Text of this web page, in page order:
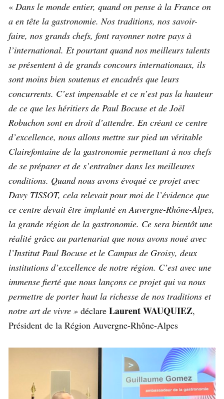
« Dans le monde entier, quand on pense à la France on
a en tête la gastronomie. Nos traditions, nos savoir-
faire, nos grands chefs, font rayonner notre pays à
l’international. Et pourtant quand nos meilleurs talents
se présentent à de grands concours internationaux, ils
sont moins bien soutenus et encadrés que leurs
concurrents. C’est impensable et ce n’est pas la hauteur
de ce que les héritiers de Paul Bocuse et de Joël
Robuchon sont en droit d’attendre. En créant ce centre
d’excellence, nous allons mettre sur pied un véritable
Clairefontaine de la gastronomie permettant à nos chefs
de se préparer et de s’entraîner dans les meilleures
conditions. Quand nous avons évoqué ce projet avec
Davy TISSOT, cela relevait pour moi de l’évidence que
ce centre devait être implanté en Auvergne-Rhône-Alpes,
la grande région de la gastronomie. Ce sera bientôt une
réalité grâce au partenariat que nous avons noué avec
l’Institut Paul Bocuse et le Campus de Groisy, deux
institutions d’excellence de notre région. C’est avec une
immense fierté que nous lançons ce projet qui va nous
permettre de porter haut la richesse de nos traditions et
notre art de vivre » déclare Laurent WAUQUIEZ,
Président de la Région Auvergne-Rhône-Alpes